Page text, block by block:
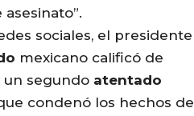
sociales, el presidente
mexicano calificó de
segundo atentado
condenó los hechos de